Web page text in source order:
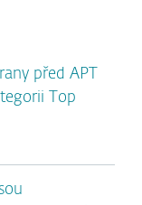
před APT
Top